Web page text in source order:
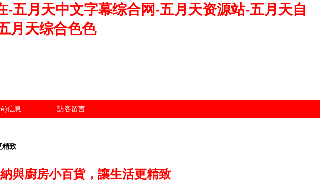
五月天中文字幕综合网-五月天资源站-五月天自
月天综合色色
信息 訪客留言
精致
與廚房小百貨，讓生活更精致